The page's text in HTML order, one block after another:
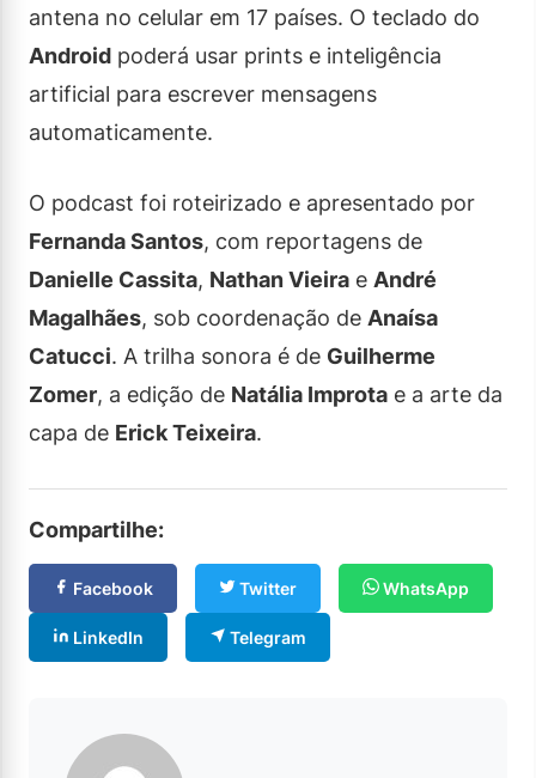
antena no celular em 17 países. O teclado do
Android poderá usar prints e inteligência
artificial para escrever mensagens
automaticamente.
O podcast foi roteirizado e apresentado por
Fernanda Santos, com reportagens de
Danielle Cassita, Nathan Vieira e André
Magalhães, sob coordenação de Anaísa
Catucci. A trilha sonora é de Guilherme
Zomer, a edição de Natália Improta e a arte da
capa de Erick Teixeira.
Compartilhe:
Facebook Twitter WhatsApp
LinkedIn Telegram